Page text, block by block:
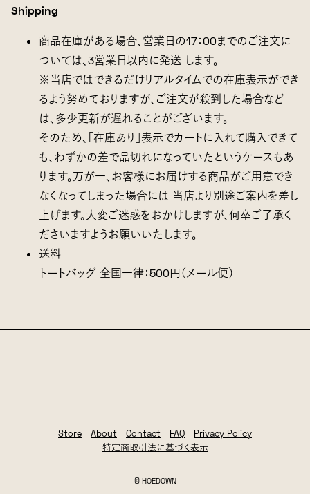
Shipping
商品在庫がある場合、営業日の17：00までのご注文に
ついては、3営業日以内に発送 します。
※当店ではできるだけリアルタイムでの在庫表示ができ
るよう努めておりますが、ご注文が殺到した場合など
は、多少更新が遅れることがございます。
そのため、「在庫あり」表示でカートに入れて購入できて
も、わずかの差で品切れになっていたというケースもあ
ります。万が一、お客様にお届けする商品がご用意でき
なくなってしまった場合には 当店より別途ご案内を差し
上げます。大変ご迷惑をおかけしますが、何卒ご了承く
ださいますようお願いいたします。
送料
トートバッグ 全国一律：500円（メール便）
Store About Contact FAQ
Privacy Policy
特定商取引法に基づく表示
© HOEDOWN